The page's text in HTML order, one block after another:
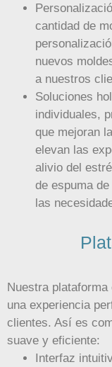
cantidad de
nuevos
a nuestros
Soluciones
individuales,
que mejoran
elevan las
alivio del
de espuma
las
Nuestra
una experiencia
clientes. Así es
suave y eficiente:
Interfaz